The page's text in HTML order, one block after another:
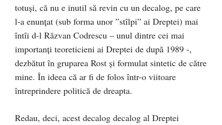
totuși, că nu e inutil să revin cu un decalog, pe care
l-a enunțat (sub forma unor ”stîlpi” ai Dreptei) mai
întîi d-l Răzvan Codrescu – unul dintre cei mai
importanți teoreticieni ai Dreptei de după 1989 -,
dezbătut în gruparea Rost și formulat sintetic de către
mine. În ideea că ar fi de folos într-o viitoare
întreprindere politică de dreapta.
Redau, deci, acest decalog decalog al Dreptei